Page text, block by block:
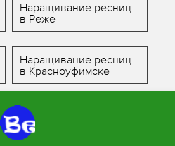
Наращивание ресниц
в Реже
Наращивание ресниц
в Красноуфимске